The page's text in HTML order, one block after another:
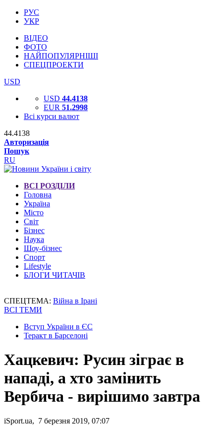
РУС
УКР
ВІДЕО
ФОТО
НАЙПОПУЛЯРНІШІ
СПЕЦПРОЕКТИ
USD
USD 44.4138
EUR 51.2998
Всі курси валют
44.4138
Авторизація
Пошук
RU
ВСІ РОЗДІЛИ
Головна
Україна
Місто
Світ
Бізнес
Наука
Шоу-бізнес
Спорт
Lifestyle
БЛОГИ ЧИТАЧІВ
СПЕЦТЕМА: Війна в Ірані
ВСІ ТЕМИ
Вступ України в ЄС
Теракт в Барселоні
Хацкевич: Русин зіграє в
нападі, а хто замінить
Вербича - вирішимо завтра
iSport.ua, 7 березня 2019, 07:07